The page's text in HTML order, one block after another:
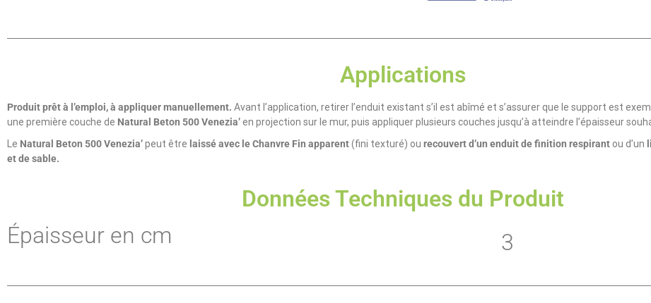
Applications
Produit prêt à l’emploi, à appliquer manuellement. Avant l’application, retirer l’enduit existant s’il est abîmé et s’assurer que le support est
une première couche de Natural Beton 500 Venezia’en projection sur le mur, puis appliquer plusieurs couches jusqu’à atteindre l’épaisseur
Le Natural Beton 500 Venezia’peut être laissé avec le Chanvre Fin apparent(fini texturé) ou recouvert d’un enduit de finition respirant ou d’un
et de sable.
Données Techniques du Produit
Épaisseur en cm
3